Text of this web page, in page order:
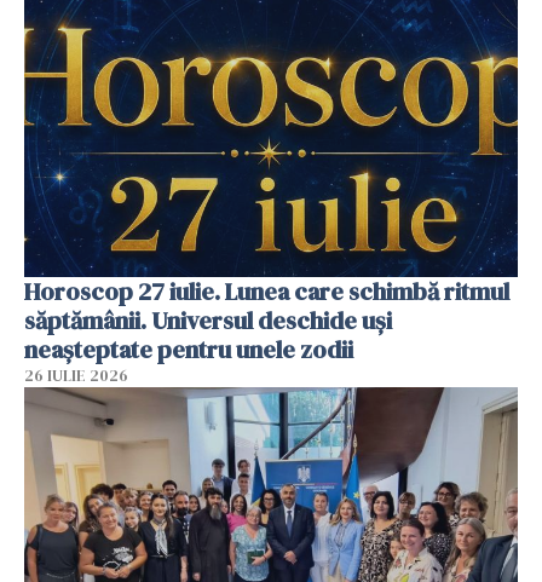
Horoscop 27 iulie. Lunea care schimbă ritmul
săptămânii. Universul deschide uși
neașteptate pentru unele zodii
26 IULIE 2026